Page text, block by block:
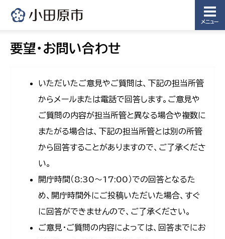
メニュー
要望・お問い合わせ
いただいたご意見やご質問は、下記の担当所管
からメールまたは電話で回答します。ご意見や
ご質問の内容が担当所管と異なる場合や複数に
またがる場合は、下記の担当所管とは別の所管
から回答することがありますので、ご了承くださ
い。
開庁時間（8:30〜17:00）での回答となるた
め、開庁時間外にご投稿いただいた場合、すぐ
に回答ができませんので、ご了承ください。
ご意見・ご質問の内容によっては、回答までにお